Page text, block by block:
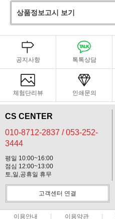
상품정보고시 보기
공지사항 톡톡상담
체험단리뷰 인쇄문의
CS CENTER
010-8712-2837 / 053-252-
3444
평일 10:00~16:00
점심 12:00~13:00
토,일,공휴일 휴무
고객센터 연결
이용안내 이용약관